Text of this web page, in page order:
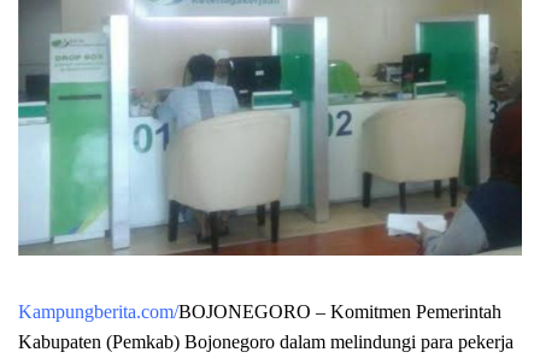
Kampungberita.com/BOJONEGORO – Komitmen Pemerintah
Kabupaten (Pemkab) Bojonegoro dalam melindungi para pekerja